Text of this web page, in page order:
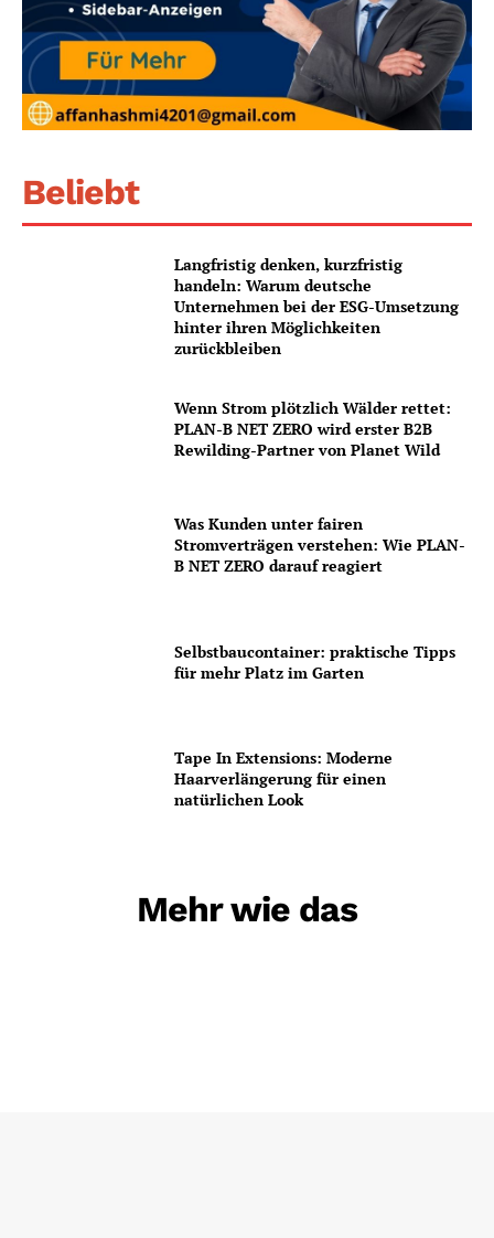
Beliebt
Langfristig denken, kurzfristig
handeln: Warum deutsche
Unternehmen bei der ESG-Umsetzung
hinter ihren Möglichkeiten
zurückbleiben
Wenn Strom plötzlich Wälder rettet:
PLAN-B NET ZERO wird erster B2B
Rewilding-Partner von Planet Wild
Was Kunden unter fairen
Stromverträgen verstehen: Wie PLAN-
B NET ZERO darauf reagiert
Selbstbaucontainer: praktische Tipps
für mehr Platz im Garten
Tape In Extensions: Moderne
Haarverlängerung für einen
natürlichen Look
Mehr wie das